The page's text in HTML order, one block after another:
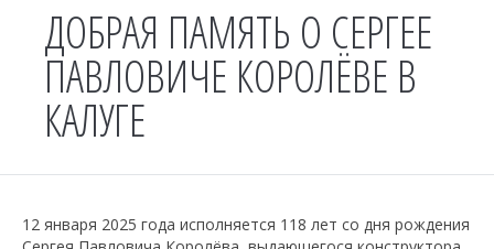
ДОБРАЯ ПАМЯТЬ О СЕРГЕЕ
ПАВЛОВИЧЕ КОРОЛЁВЕ В
КАЛУГЕ
12 января 2025 года исполняется 118 лет со дня рождения